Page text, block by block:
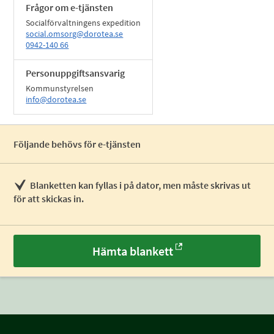
Frågor om e-tjänsten
Socialförvaltningens expedition
social.omsorg@dorotea.se
0942-140 66
Personuppgiftsansvarig
Kommunstyrelsen
info@dorotea.se
Följande behövs för e-tjänsten
Blanketten kan fyllas i på dator, men måste skrivas ut
för att skickas in.
Hämta blankett